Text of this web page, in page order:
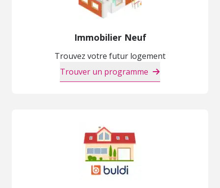
Immobilier Neuf
Trouvez votre futur logement
Trouver un programme